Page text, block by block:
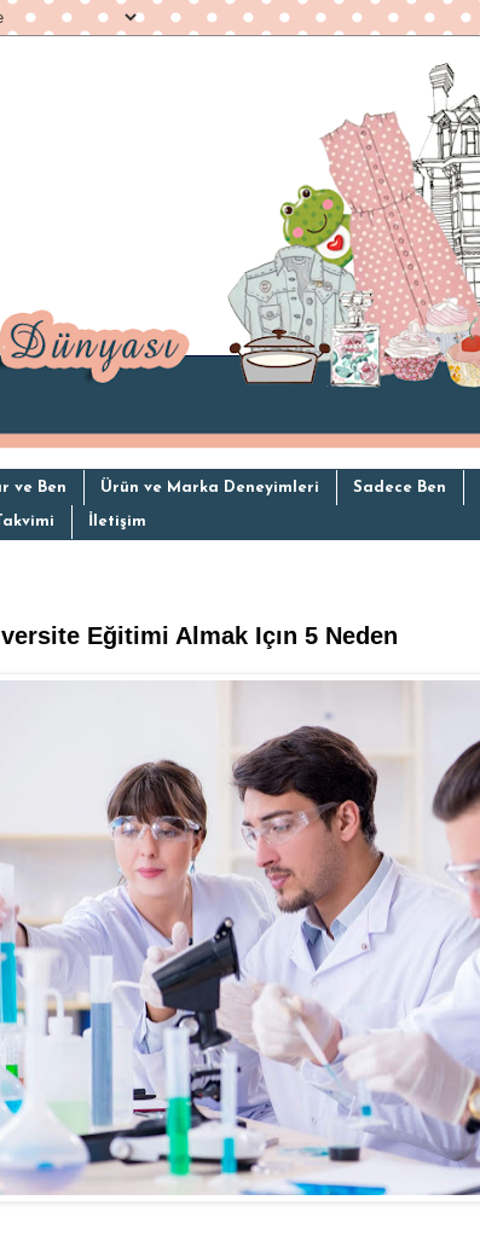
ve Ben Ürün ve Marka Deneyimleri Sadece Ben
İletişim
Eğitimi Almak Içın 5 Neden